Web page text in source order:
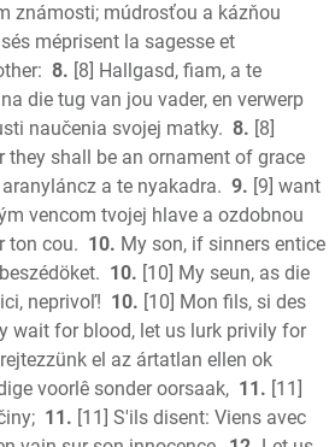
Testament
známosti; múdrosťou a kázňou
méprisent la sagesse et
8. [8] Hallgasd, fiam, a te
die tug van jou vader, en verwerp
naučenia svojej matky. 8. [8]
they shall be an ornament of grace
a te nyakadra. 9. [9] want
vencom tvojej hlave a ozdobnou
ton cou. 10. My son, if sinners entice
10. [10] My seun, as die
neprivoľ! 10. [10] Mon fils, si des
wait for blood, let us lurk privily for
el az ártatlan ellen ok
voorlê sonder oorsaak, 11. [11]
11. [11] S'ils disent: Viens avec